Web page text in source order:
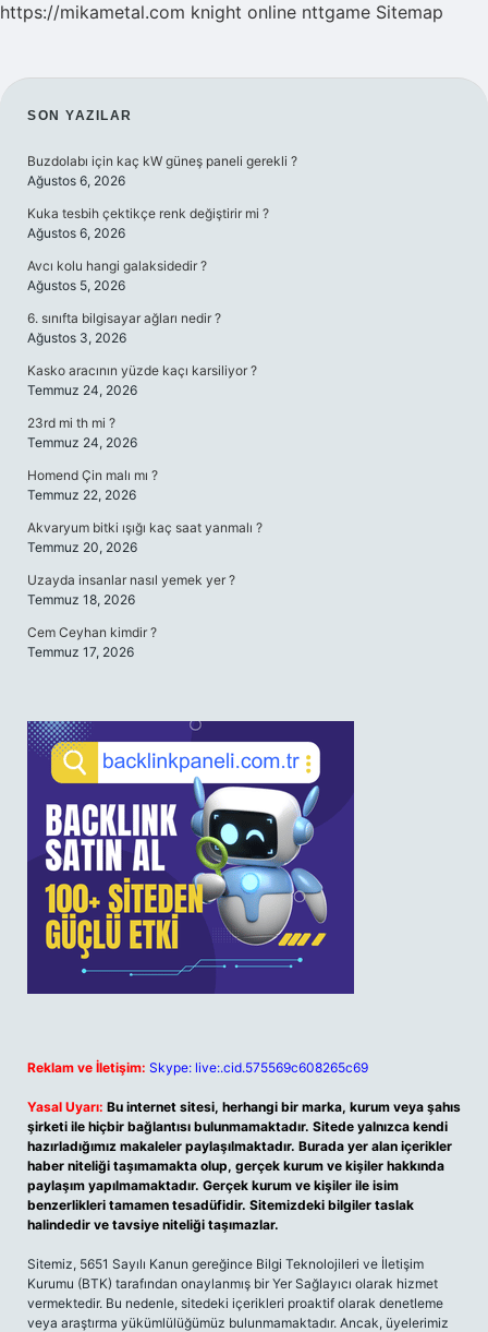
https://mikametal.com knight online nttgame Sitemap
SIDEBAR
SON YAZILAR
Buzdolabı için kaç kW güneş paneli gerekli ?
Ağustos 6, 2026
Kuka tesbih çektikçe renk değiştirir mi ?
Ağustos 6, 2026
Avcı kolu hangi galaksidedir ?
Ağustos 5, 2026
6. sınıfta bilgisayar ağları nedir ?
Ağustos 3, 2026
Kasko aracının yüzde kaçı karsiliyor ?
Temmuz 24, 2026
23rd mi th mi ?
Temmuz 24, 2026
Homend Çin malı mı ?
Temmuz 22, 2026
Akvaryum bitki ışığı kaç saat yanmalı ?
Temmuz 20, 2026
Uzayda insanlar nasıl yemek yer ?
Temmuz 18, 2026
Cem Ceyhan kimdir ?
Temmuz 17, 2026
Reklam ve İletişim: Skype: live:.cid.575569c608265c69
Yasal Uyarı: Bu internet sitesi, herhangi bir marka, kurum veya şahıs
şirketi ile hiçbir bağlantısı bulunmamaktadır. Sitede yalnızca kendi
hazırladığımız makaleler paylaşılmaktadır. Burada yer alan içerikler
haber niteliği taşımamakta olup, gerçek kurum ve kişiler hakkında
paylaşım yapılmamaktadır. Gerçek kurum ve kişiler ile isim
benzerlikleri tamamen tesadüfidir. Sitemizdeki bilgiler taslak
halindedir ve tavsiye niteliği taşımazlar.
Sitemiz, 5651 Sayılı Kanun gereğince Bilgi Teknolojileri ve İletişim
Kurumu (BTK) tarafından onaylanmış bir Yer Sağlayıcı olarak hizmet
vermektedir. Bu nedenle, sitedeki içerikleri proaktif olarak denetleme
veya araştırma yükümlülüğümüz bulunmamaktadır. Ancak, üyelerimiz